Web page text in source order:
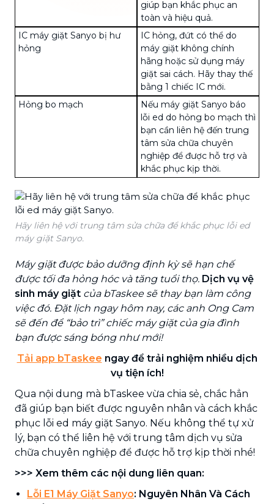
giúp bạn khắc phục an
toàn và hiệu quả.
IC máy giặt Sanyo bị hư
hỏng
IC hỏng, đứt có thể do
máy giặt không chính
hãng hoặc sử dụng máy
giặt sai cách. Hãy thay thế
bằng 1 chiếc IC mới.
Hỏng bo mạch
Nếu máy giặt Sanyo báo
lỗi ed do hỏng bo mạch thì
bạn cần liên hệ đến trung
tâm sửa chữa chuyên
nghiệp để được hỗ trợ và
khắc phục kịp thời.
Hãy liên hệ với trung tâm sửa chữa để khắc phục lỗi ed
máy giặt Sanyo.
Máy giặt được bảo dưỡng định kỳ sẽ hạn chế
được tối đa hỏng hóc và tăng tuổi thọ. Dịch vụ vệ
sinh máy giặt của bTaskee sẽ thay bạn làm công
việc đó. Đặt lịch ngay hôm nay, các anh Ong Cam
sẽ đến để “bảo trì” chiếc máy giặt của gia đình
bạn được sáng bóng như mới!
Tải app bTaskee ngay để trải nghiệm nhiều dịch
vụ tiện ích!
Qua nội dung mà bTaskee vừa chia sẻ, chắc hẳn
đã giúp bạn biết được nguyên nhân và cách khắc
phục lỗi ed máy giặt Sanyo. Nếu không thể tự xử
lý, bạn có thể liên hệ với trung tâm dịch vụ sửa
chữa chuyên nghiệp để được hỗ trợ kịp thời nhé!
>>> Xem thêm các nội dung liên quan:
Lỗi E1 Máy Giặt Sanyo: Nguyên Nhân Và Cách